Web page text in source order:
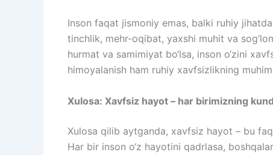
Inson faqat jismoniy emas, balki ruhiy
tinchlik, mehr-oqibat, yaxshi muhit va
hurmat va samimiyat bo‘lsa, inson o‘zini
himoyalanish ham ruhiy xavfsizlikning
Xulosa: Xavfsiz hayot – har birimizning
Xulosa qilib aytganda, xavfsiz hayot – bu
Har bir inson o‘z hayotini qadrlasa,